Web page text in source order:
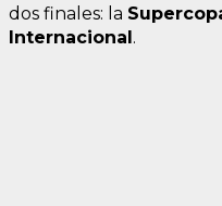
dos finales: la
Internacional.